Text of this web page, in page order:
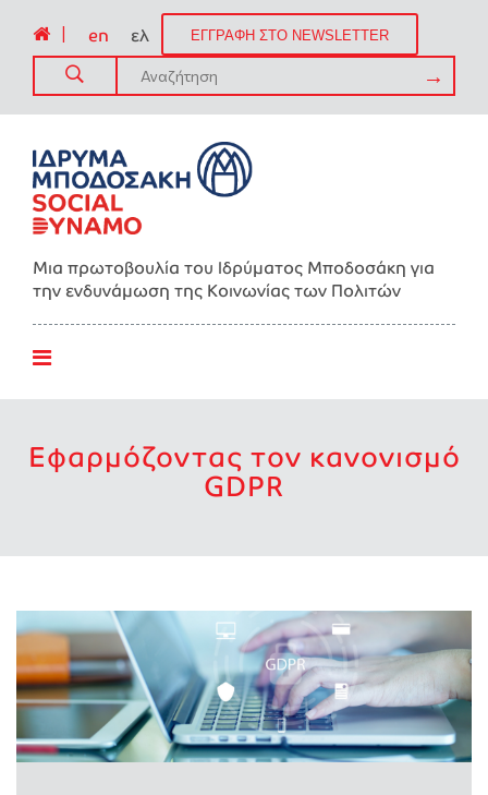
en ελ ΕΓΓΡΑΦΗ ΣΤΟ NEWSLETTER
Μια πρωτοβουλία του Ιδρύματος Μποδοσάκη για
την ενδυνάμωση της Kοινωνίας των Πολιτών
Εφαρμόζοντας τον κανονισμό
GDPR